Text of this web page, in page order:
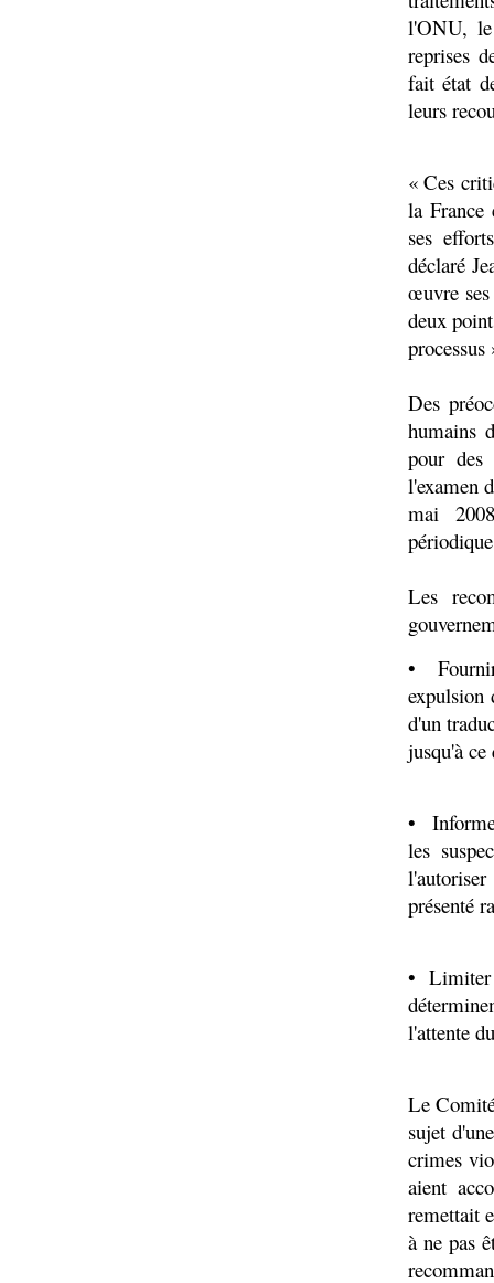
l'ONU,
reprises
fait état
leurs
« Ces
la France
ses
déclaré
œuvre
deux
Des
humains
pour des
l'examen
mai
Les
•
expulsion
d'un
jusqu'à
•
les
présenté
• Limiter
l'attente
Le
sujet
crimes
aient
remettait
à ne pas